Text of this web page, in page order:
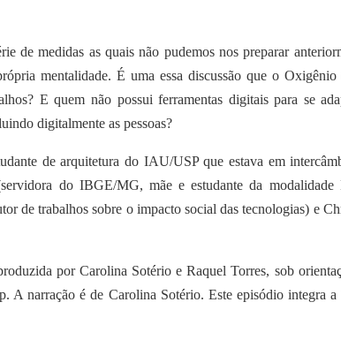
de medidas as quais não pudemos nos preparar
mentalidade. É uma essa discussão que o Oxigênio
E quem não possui ferramentas digitais para se
digitalmente as pessoas?
de arquitetura do IAU/USP que estava em
do IBGE/MG, mãe e estudante da modalidade
de trabalhos sobre o impacto social das tecnologias) e
por Carolina Sotério e Raquel Torres, sob
A narração é de Carolina Sotério. Este episódio integra a